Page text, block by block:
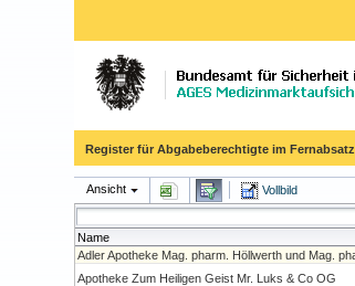
Register für Abgabeberechtigte im Fernabsatz
Ansicht Vollbild
Name
Apotheke Zum Heiligen Geist Mr. Luks & Co OG